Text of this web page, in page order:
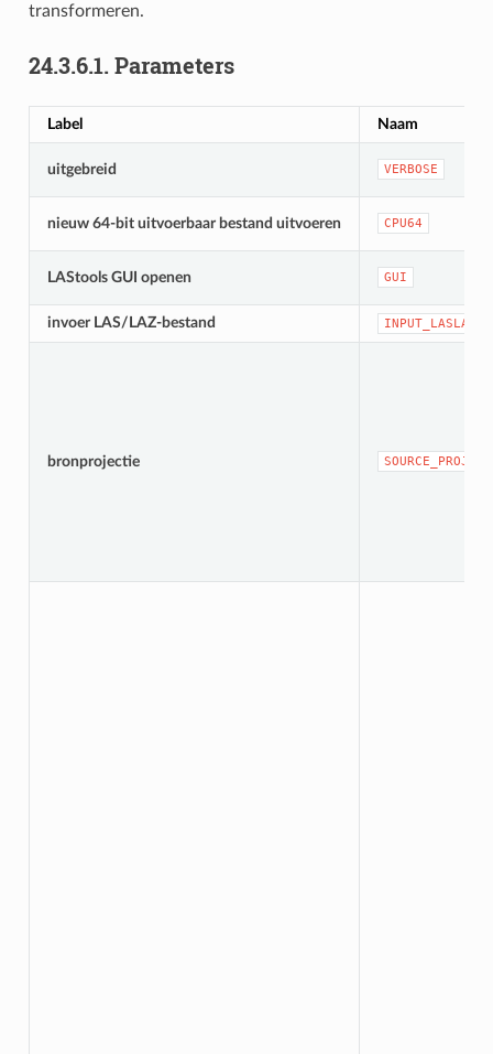
transformeren.
24.3.6.1. Parameters
Label Naam
uitgebreid VERBOSE
nieuw 64-bit uitvoerbaar bestand uitvoeren CPU64
LAStools GUI openen GUI
invoer LAS/LAZ-bestand INPUT_LASLAZ
bronprojectie